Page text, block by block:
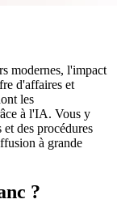
modernes, l'impact
d'affaires et
les
à l'IA. Vous y
et des procédures
à grande
?